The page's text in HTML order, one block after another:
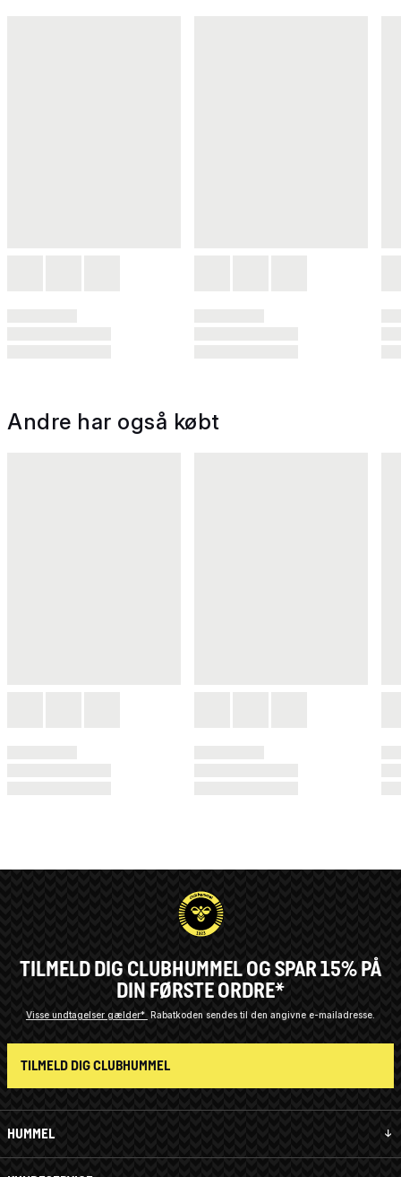
Andre har også købt
HUMMEL
TILMELD DIG CLUBHUMMEL OG SPAR 15% PÅ
DIN FØRSTE ORDRE*
Visse undtagelser gælder* Rabatkoden sendes til den angivne e-mailadresse.
TILMELD DIG CLUBHUMMEL